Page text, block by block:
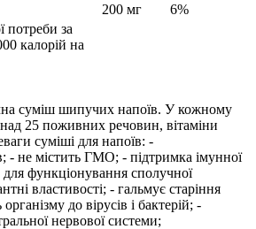
200 мг
6%
потреби за
калорій на
суміш шипучих напоїв. У кожному
25 поживних речовин, вітаміни
суміші для напоїв: -
- не містить ГМО; - підтримка імунної
функціонування сполучної
властивості; - гальмує старіння
до вірусів і бактерій; -
нервової системи;